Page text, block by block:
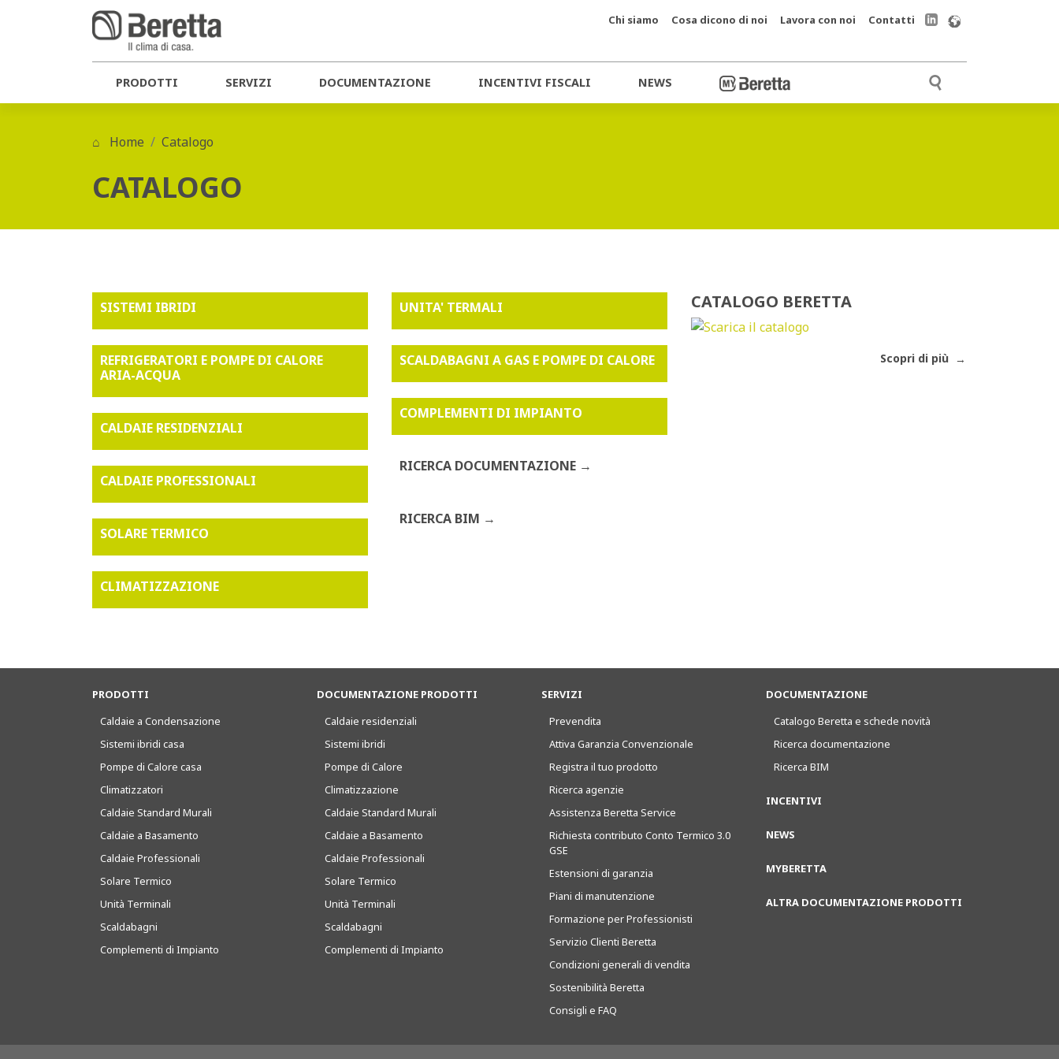
PRODOTTI SERVIZI DOCUMENTAZIONE INCENTIVI FISCALI NEWS
Chi siamo Cosa dicono di noi Lavora con noi Contatti
Home Catalogo
CATALOGO
SISTEMI IBRIDI
REFRIGERATORI E POMPE DI CALORE
ARIA-ACQUA
CALDAIE RESIDENZIALI
CALDAIE PROFESSIONALI
SOLARE TERMICO
CLIMATIZZAZIONE
UNITA' TERMALI
SCALDABAGNI A GAS E POMPE DI CALORE
COMPLEMENTI DI IMPIANTO
RICERCA DOCUMENTAZIONE
RICERCA BIM
CATALOGO BERETTA
Scopri di più
PRODOTTI
Caldaie a Condensazione
Sistemi ibridi casa
Pompe di Calore casa
Climatizzatori
Caldaie Standard Murali
Caldaie a Basamento
Caldaie Professionali
Solare Termico
Unità Terminali
Scaldabagni
Complementi di Impianto
DOCUMENTAZIONE PRODOTTI
Caldaie residenziali
Sistemi ibridi
Pompe di Calore
Climatizzazione
Caldaie Standard Murali
Caldaie a Basamento
Caldaie Professionali
Solare Termico
Unità Terminali
Scaldabagni
Complementi di Impianto
SERVIZI
Prevendita
Attiva Garanzia Convenzionale
Registra il tuo prodotto
Ricerca agenzie
Assistenza Beretta Service
Richiesta contributo Conto Termico 3.0
GSE
Estensioni di garanzia
Piani di manutenzione
Formazione per Professionisti
Servizio Clienti Beretta
Condizioni generali di vendita
Sostenibilità Beretta
Consigli e FAQ
DOCUMENTAZIONE
Catalogo Beretta e schede novità
Ricerca documentazione
Ricerca BIM
INCENTIVI
NEWS
MYBERETTA
ALTRA DOCUMENTAZIONE PRODOTTI